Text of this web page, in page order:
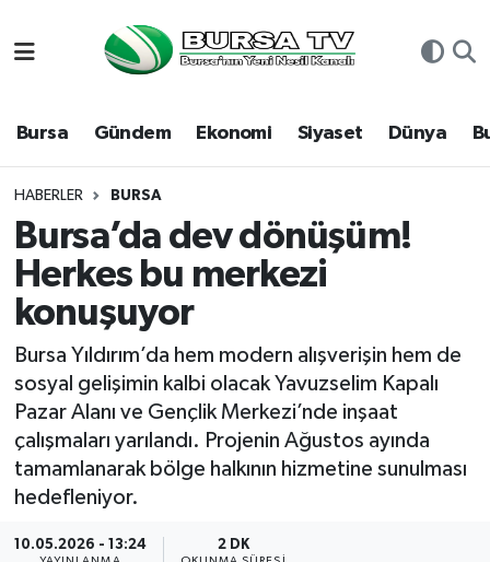
Bursa Gündem Ekonomi Siyaset Dünya
HABERLER BURSA
Bursa’da dev dönüşüm!
Herkes bu merkezi
konuşuyor
Bursa Yıldırım’da hem modern alışverişin hem de
sosyal gelişimin kalbi olacak Yavuzselim Kapalı
Pazar Alanı ve Gençlik Merkezi’nde inşaat
çalışmaları yarılandı. Projenin Ağustos ayında
tamamlanarak bölge halkının hizmetine sunulması
hedefleniyor.
10.05.2026 - 13:24 2 DK
Bursa
Dünya
Eğitim
Ekonomi
Genel
Gündem
Magazin
Hava Durumu
Namaz Vakitleri
Trafik Durumu
Süper Lig Puan Durumu ve Fikstür
Tüm Manşetler
Son Dakika Haberleri
Haber Arşivi